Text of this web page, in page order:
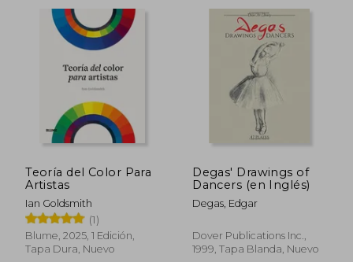
Rápido Rápido
Teoría del Color Para
Artistas
Ian Goldsmith
(1)
Blume, 2025, 1 Edición,
Tapa Dura, Nuevo
Degas' Drawings of
Dancers (en Inglés)
Degas, Edgar
Dover Publications Inc.,
1999, Tapa Blanda, Nuevo